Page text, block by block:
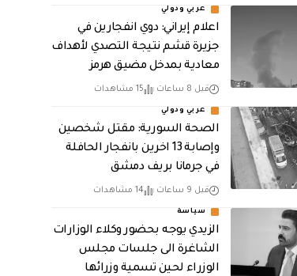
عربي ودولي
اعلام إيراني: دوي انفجارين في
جزيرة قشم نتيجة التصدي لأهداف
معادية بمدخل مضيق هرمز
قبل 8 ساعات 15 مشاهدات
عربي ودولي
الصحة السورية: مقتل شخصين
وإصابة 13 اخرين بانفجار الحافلة
في جرمانا بريف دمشق
قبل 9 ساعات 14 مشاهدات
سياسة
الزيدي يوجه بحضور وكلاء الوزارات
الشاغرة الى جلسات مجلس
الوزراء لحين تسمية وزرائها